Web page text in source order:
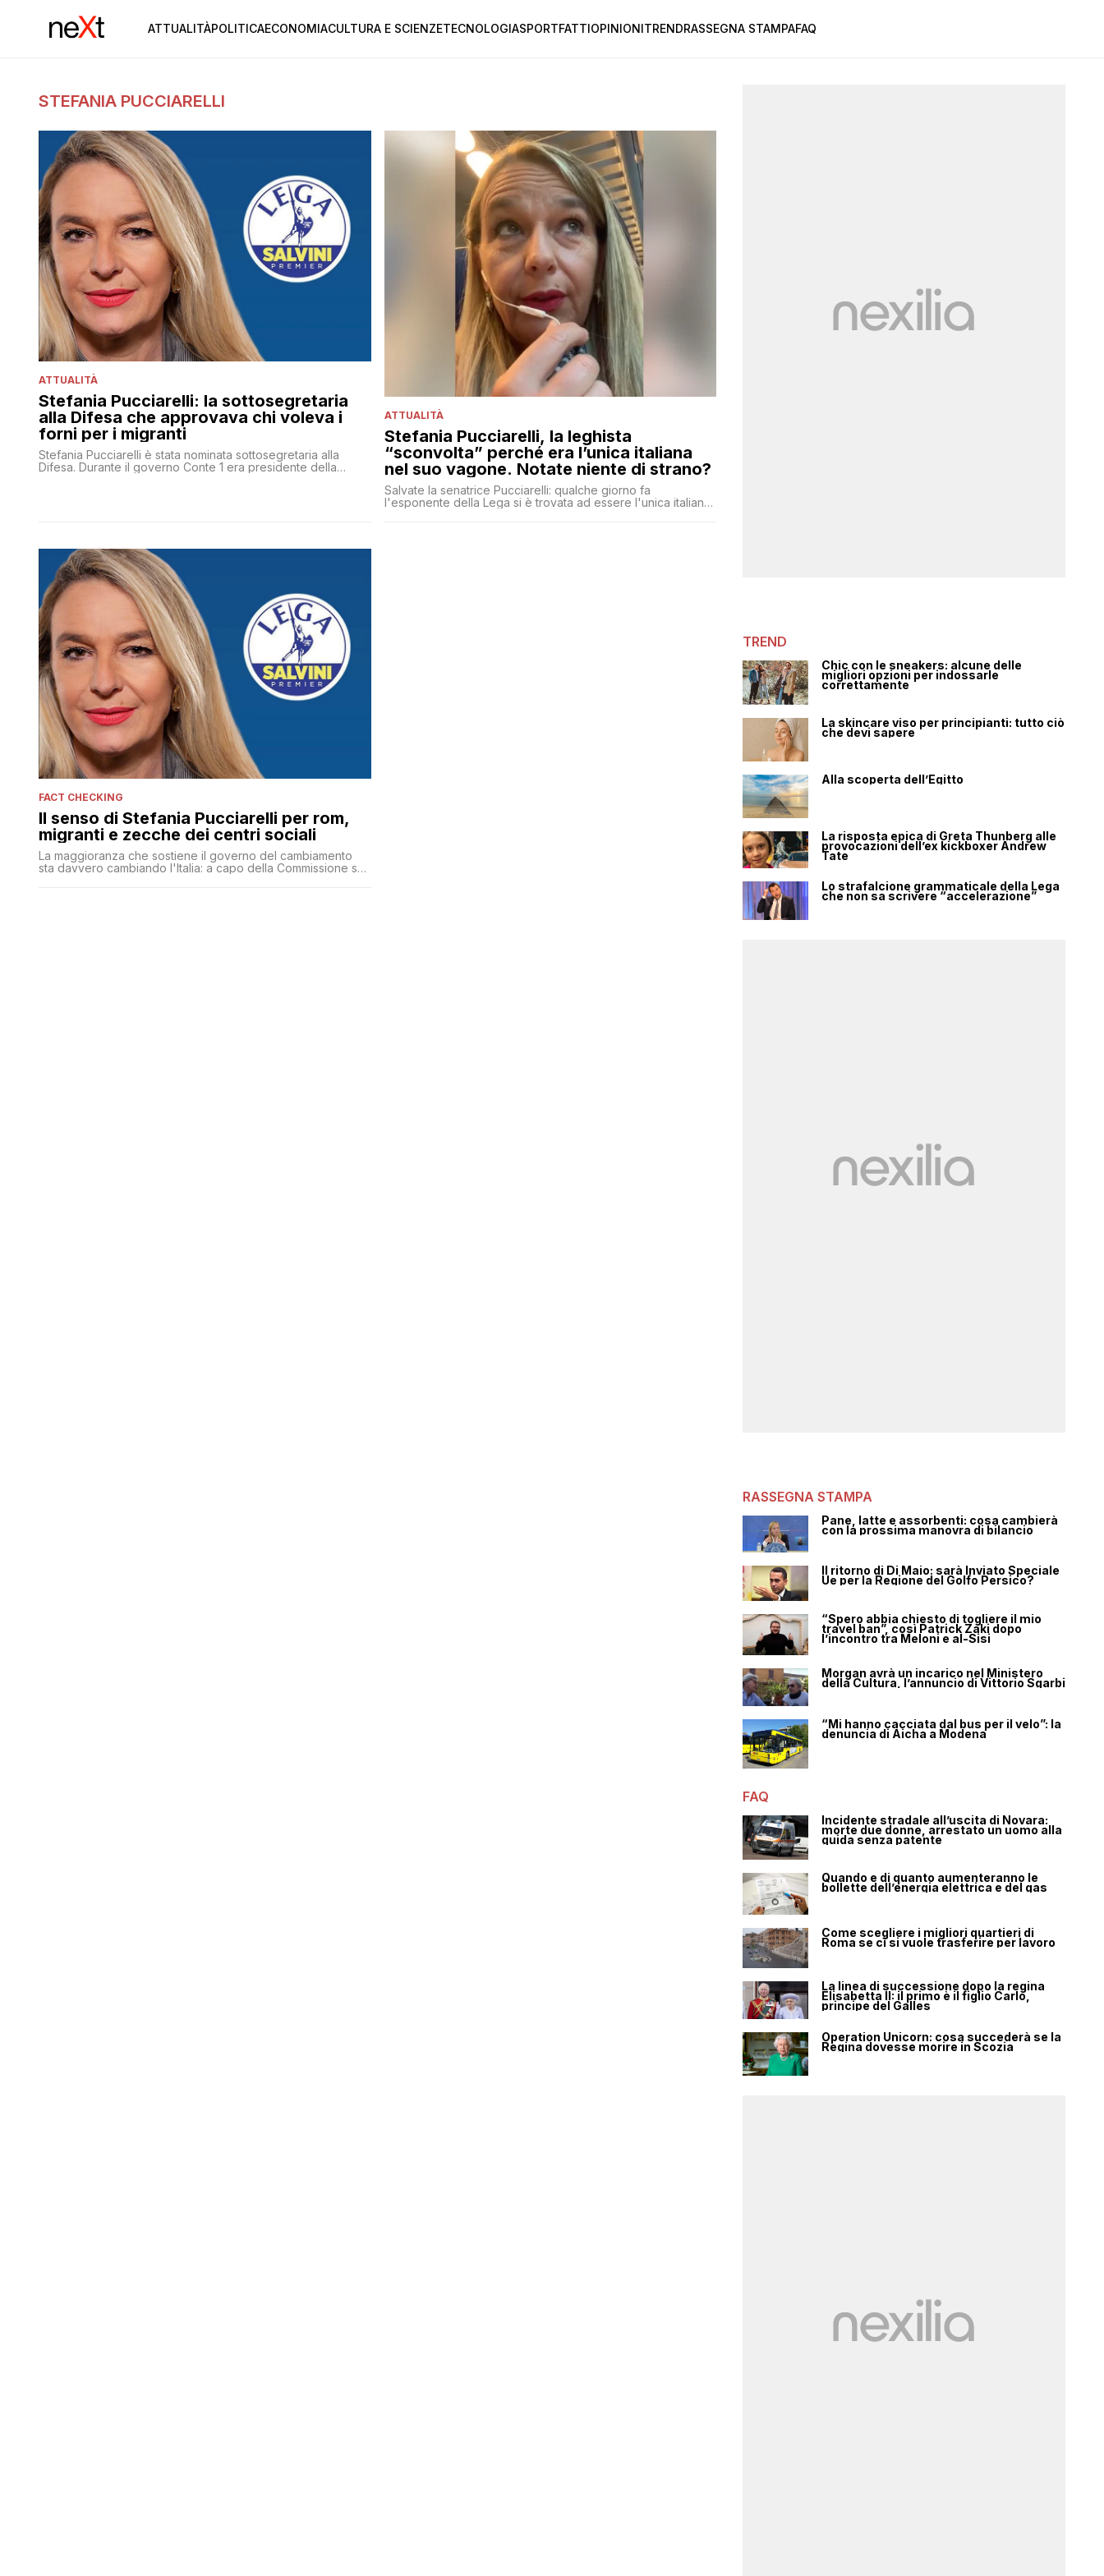
ATTUALITÀPOLITICAECONOMIACULTURA E SCIENZETECNOLOGIASPORTFATTIOPINIONITRENDRASSEGNA STAMPAFAQ
STEFANIA PUCCIARELLI
ATTUALITÀ
Stefania Pucciarelli: la sottosegretaria
alla Difesa che approvava chi voleva i
forni per i migranti
Stefania Pucciarelli è stata nominata sottosegretaria alla
Difesa. Durante il governo Conte 1 era presidente della
ATTUALITÀ
Stefania Pucciarelli, la leghista
“sconvolta” perché era l’unica italiana
nel suo vagone. Notate niente di strano?
Salvate la senatrice Pucciarelli: qualche giorno fa
l'esponente della Lega si è trovata ad essere l'unica italiana
FACT CHECKING
Il senso di Stefania Pucciarelli per rom,
migranti e zecche dei centri sociali
La maggioranza che sostiene il governo del cambiamento
sta davvero cambiando l'Italia: a capo della Commissione sui
TREND
Chic con le sneakers: alcune delle
migliori opzioni per indossarle
correttamente
La skincare viso per principianti: tutto ciò
che devi sapere
Alla scoperta dell’Egitto
La risposta epica di Greta Thunberg alle
provocazioni dell’ex kickboxer Andrew
Tate
Lo strafalcione grammaticale della Lega
che non sa scrivere “accelerazione”
RASSEGNA STAMPA
Pane, latte e assorbenti: cosa cambierà
con la prossima manovra di bilancio
Il ritorno di Di Maio: sarà Inviato Speciale
Ue per la Regione del Golfo Persico?
“Spero abbia chiesto di togliere il mio
travel ban”, così Patrick Zaki dopo
l’incontro tra Meloni e al-Sisi
Morgan avrà un incarico nel Ministero
della Cultura, l’annuncio di Vittorio Sgarbi
“Mi hanno cacciata dal bus per il velo”: la
denuncia di Aicha a Modena
FAQ
Incidente stradale all’uscita di Novara:
morte due donne, arrestato un uomo alla
guida senza patente
Quando e di quanto aumenteranno le
bollette dell’energia elettrica e del gas
Come scegliere i migliori quartieri di
Roma se ci si vuole trasferire per lavoro
La linea di successione dopo la regina
Elisabetta II: il primo è il figlio Carlo,
principe del Galles
Operation Unicorn: cosa succederà se la
Regina dovesse morire in Scozia